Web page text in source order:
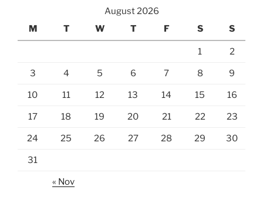
August 2026
M
T W T F S S
1 2
3 4 5 6 7 8 9
10 11 12 13 14 15 16
17 18 19 20 21 22 23
24 25 26 27 28 29 30
31
« Nov